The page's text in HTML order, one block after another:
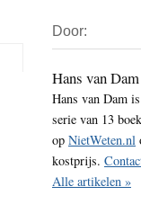
d
e
z
e
s
i
t
n
n
e
z
e
Sidebar
Door:
Hans van Dam
Hans van Dam
serie van 13
op NietWeten.nl
kostprijs.
Alle artikelen »